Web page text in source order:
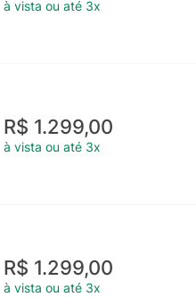
à vista ou até 3x
R$ 1.299,00
à vista ou até 3x
R$ 1.299,00
à vista ou até 3x